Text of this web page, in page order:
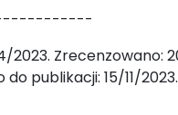
2023. Zrecenzowano:
publikacji: 15/11/2023.